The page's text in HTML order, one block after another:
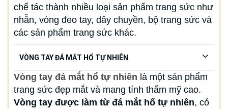
chế tác thành nhiều loại sản phẩm trang sức như
nhẫn, vòng đeo tay, dây chuyền, bộ trang sức và
các sản phẩm trang sức khác.
VÒNG TAY ĐÁ MẮT HỔ TỰ NHIÊN
Vòng tay đá mắt hổ tự nhiên là một sản phẩm
trang sức đẹp mắt và mang tính thẩm mỹ cao.
Vòng tay được làm từ đá mắt hổ tự nhiên, có